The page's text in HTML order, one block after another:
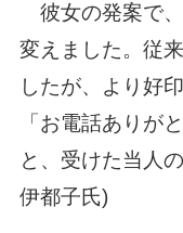
彼女の発案で
変えました。従
したが、より好
「お電話ありが
と、受けた当人
伊都子氏)